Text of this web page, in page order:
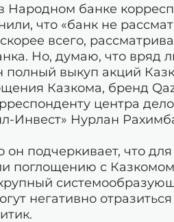
Народном банке
что «банк не
всего,
Но, думаю, что вряд
полный выкуп акций
Казкома, бренд
центра
Инвест» Нурлан
подчеркивает, что
поглощению с Казкомом
негативно